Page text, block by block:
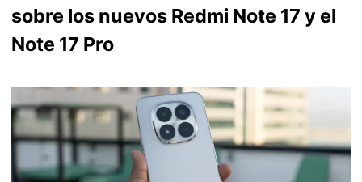
sobre los nuevos Redmi Note 17 y el
Note 17 Pro